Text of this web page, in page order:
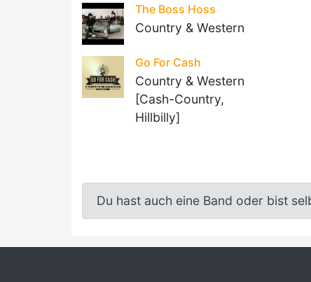
The Boss Hoss
Country & Western
Go For Cash
Country & Western
[Cash-Country,
Hillbilly]
Du hast auch eine Band oder bist